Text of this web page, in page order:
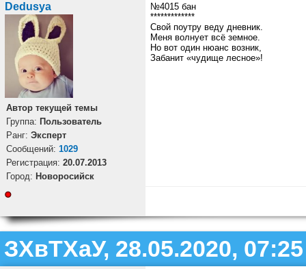
Dedusya
Автор текущей темы
Группа: Пользователь
Ранг: Эксперт
Cообщений: 1029
Регистрация: 20.07.2013
Город: Новоросийск
№4015 бан
*************
Свой поутру веду дневник.
Меня волнует всё земное.
Но вот один нюанс возник,
Забанит «чудище лесное»!
ЗХвТХаУ, 28.05.2020, 07:25